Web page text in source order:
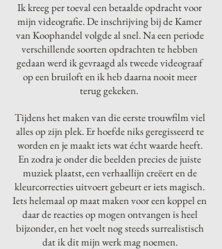
Ik kreeg per toeval een betaalde opdracht voor
mijn videografie. De inschrijving bij de Kamer
van Koophandel volgde al snel. Na een periode
verschillende soorten opdrachten te hebben
gedaan werd ik gevraagd als tweede videograaf
op een bruiloft en ik heb daarna nooit meer
terug gekeken.
Tijdens het maken van die eerste trouwfilm viel
alles op zijn plek. Er hoefde niks geregisseerd te
worden en je maakt iets wat écht waarde heeft.
En zodra je onder die beelden precies de juiste
muziek plaatst, een verhaallijn creëert en de
kleurcorrecties uitvoert gebeurt er iets magisch.
Iets helemaal op maat maken voor een koppel en
daar de reacties op mogen ontvangen is heel
bijzonder, en het voelt nog steeds surrealistisch
dat ik dit mijn werk mag noemen.